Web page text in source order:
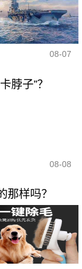
08-07
脖子”？
08-08
那样吗？